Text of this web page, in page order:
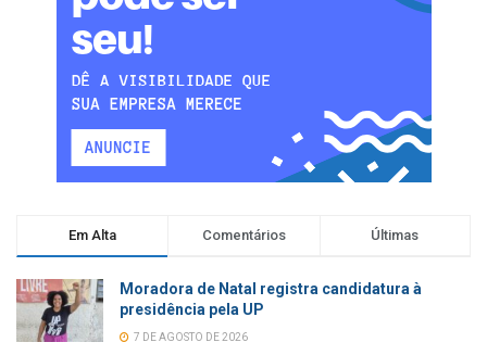
Em Alta Comentários Últimas
Moradora de Natal registra candidatura à
presidência pela UP
7 DE AGOSTO DE 2026